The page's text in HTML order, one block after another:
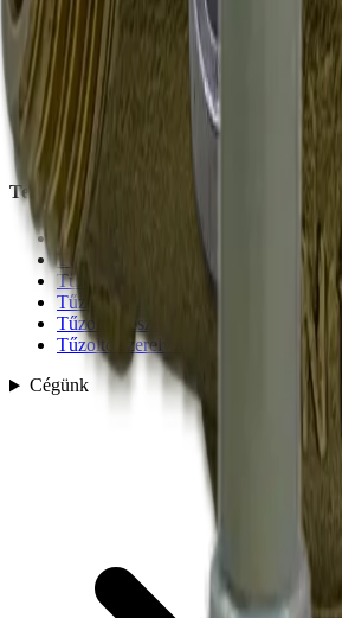
Termékek
Tűzcsapszekrény, Szerelvényszekrény
Tömlők
Tűzcsapok
Tűzcsapszekrények
Tűzoltó készülékek
Tűzoltó szerelvények/kapcsok
Cégünk